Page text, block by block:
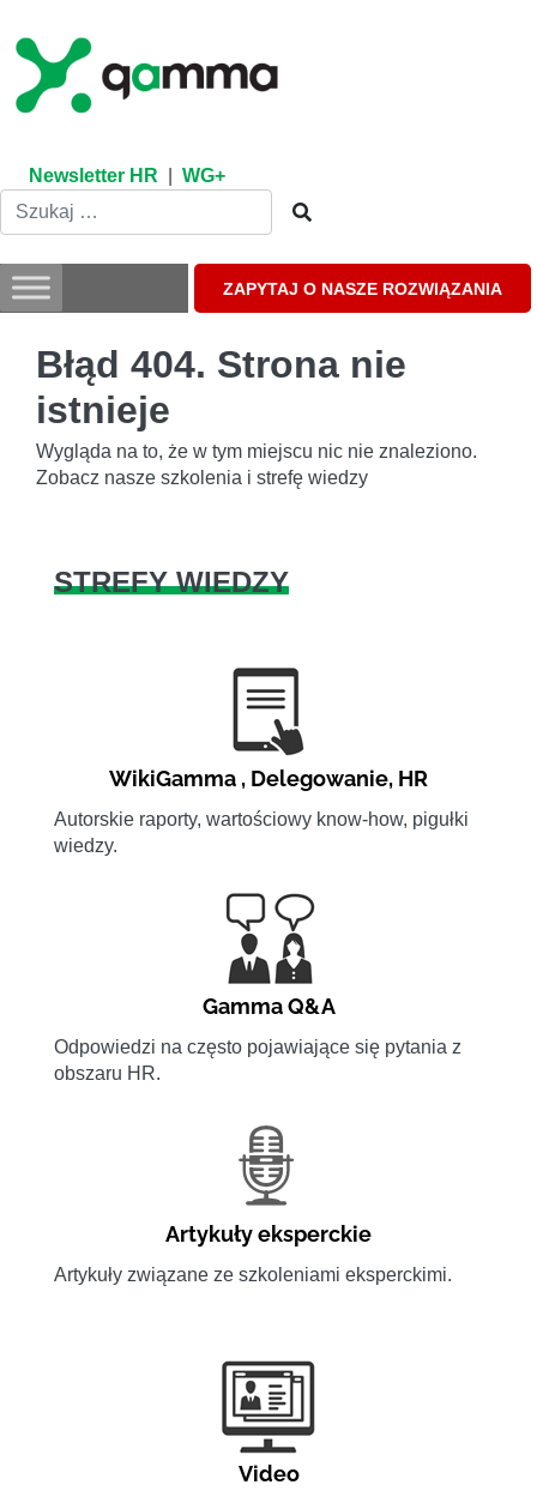
content
Newsletter HR WG+
ZAPYTAJ O NASZE ROZWIĄZANIA
Błąd 404. Strona nie
istnieje
Wygląda na to, że w tym miejscu nic nie znaleziono.
Zobacz nasze szkolenia i strefę wiedzy
STREFY WIEDZY
WikiGamma , Delegowanie, HR
Autorskie raporty, wartościowy know-how, pigułki
wiedzy.
Gamma Q&A
Odpowiedzi na często pojawiające się pytania z
obszaru HR.
Artykuły eksperckie
Artykuły związane ze szkoleniami eksperckimi.
Video